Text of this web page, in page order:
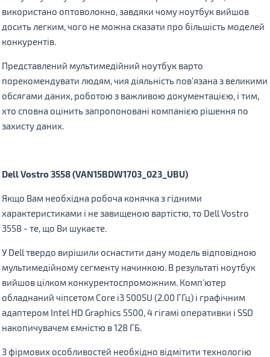
використано оптоволокно, завдяки чому ноутбук вийшов
досить легким, чого не можна сказати про більшість моделей
конкурентів.
Представлений мультимедійний ноутбук варто
порекомендувати людям, чия діяльність пов'язана з великими
обсягами даних, роботою з важливою документацією, і тим,
хто сповна оцінить запропоновані компанією рішення по
захисту даних.
Dell Vostro 3558 (VAN15BDW1703_023_UBU)
Якщо Вам необхідна робоча конячка з гідними
характеристиками і не завищеною вартістю, то Dell Vostro
3558 - те, що Ви шукаєте.
У Dell твердо вирішили оснастити дану модель відповідною
мультимедійному сегменту начинкою. В результаті ноутбук
вийшов цілком конкурентоспроможним. Комп'ютер
обладнаний чіпсетом Core i3 5005U (2.00 ГГц) і графічним
адаптером Intel HD Graphics 5500, 4 гігамі оперативки і SSD
накопичувачем ємністю в 128 ГБ.
З фірмових особливостей необхідно вiдмiтити технологію